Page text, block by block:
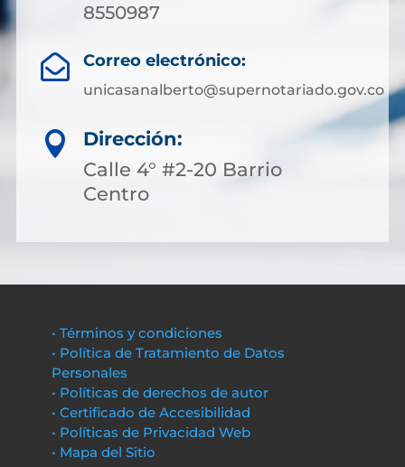
8550987
 Correo electrónico:
unicasanalberto@supernotariado.gov.co

Dirección:
Calle 4° #2-20 Barrio
Centro
• Términos y condiciones
• Política de Tratamiento de Datos
Personales
• Políticas de derechos de autor
• Certificado de Accesibilidad
• Políticas de Privacidad Web
• Mapa del Sitio